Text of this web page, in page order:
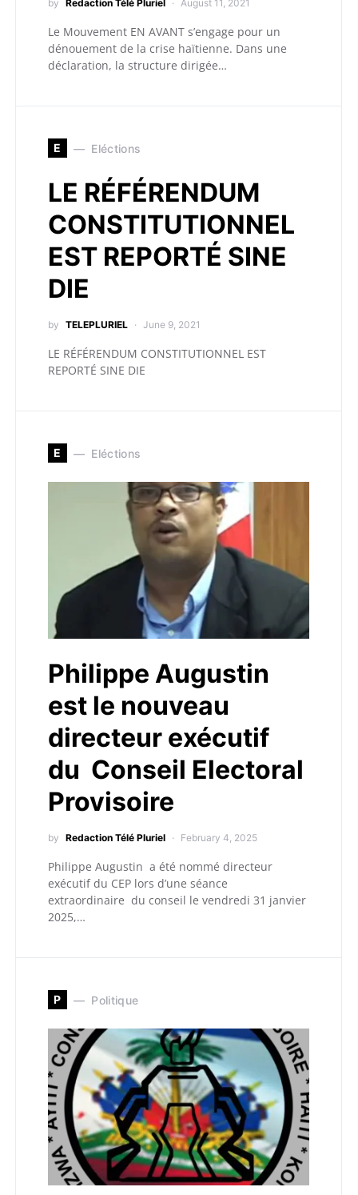
by Redaction Télé Pluriel August 11, 2021
Le Mouvement EN AVANT s’engage pour un
dénouement de la crise haïtienne. Dans une
déclaration, la structure dirigée…
E Eléctions
LE RÉFÉRENDUM
CONSTITUTIONNEL
EST REPORTÉ SINE
DIE
by TELEPLURIEL June 9, 2021
LE RÉFÉRENDUM CONSTITUTIONNEL EST
REPORTÉ SINE DIE
E Eléctions
Philippe Augustin
est le nouveau
directeur exécutif
du Conseil Electoral
Provisoire
by Redaction Télé Pluriel February 4, 2025
Philippe Augustin a été nommé directeur
exécutif du CEP lors d’une séance
extraordinaire du conseil le vendredi 31 janvier
2025,…
P Politique